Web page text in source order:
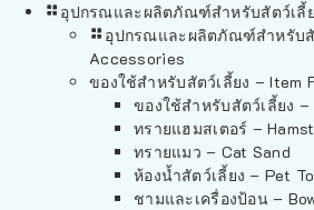
อุปกรณและผลิตภัณฑ์สำหรับสัตว์เลี้
อุปกรณและผลิตภัณฑ์สำหรับสั
Accessories
ของใช้สำหรับสัตว์เลี้ยง – Item
ของใช้สำหรับสัตว์เลี้ยง –
ทรายแฮมสเตอร์ –
ทรายแมว – Cat Sand
ห้องน้ำสัตว์เลี้ยง – Pet
ชามและเครื่องป้อน –